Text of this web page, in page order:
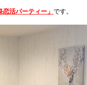
活パーティー」 です。